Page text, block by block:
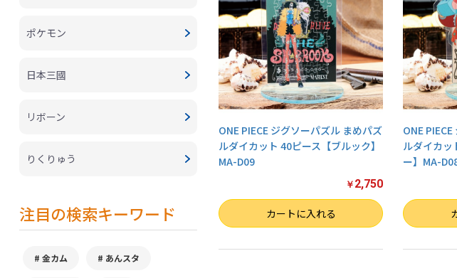
ポケモン
日本三國
リボーン
りくりゅう
注目の検索キーワード
金カム あんスタ
ONE PIECE ジグソーパズル まめパズ
ルダイカット 40ピース【ブルック】
MA-D09
￥ 2,750
数量 カートに入れる
ONE
ルダイカッ
ー】MA-
数量